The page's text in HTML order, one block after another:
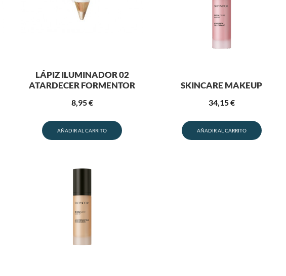
LÁPIZ ILUMINADOR 02
ATARDECER FORMENTOR
8,95€
AÑADIR AL CARRITO
SKINCARE MAKEUP
34,15€
AÑADIR AL CARRITO